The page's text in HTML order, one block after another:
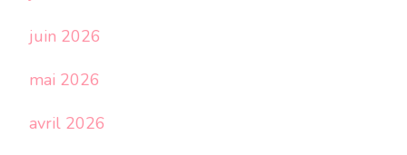
juin 2026
mai 2026
avril 2026